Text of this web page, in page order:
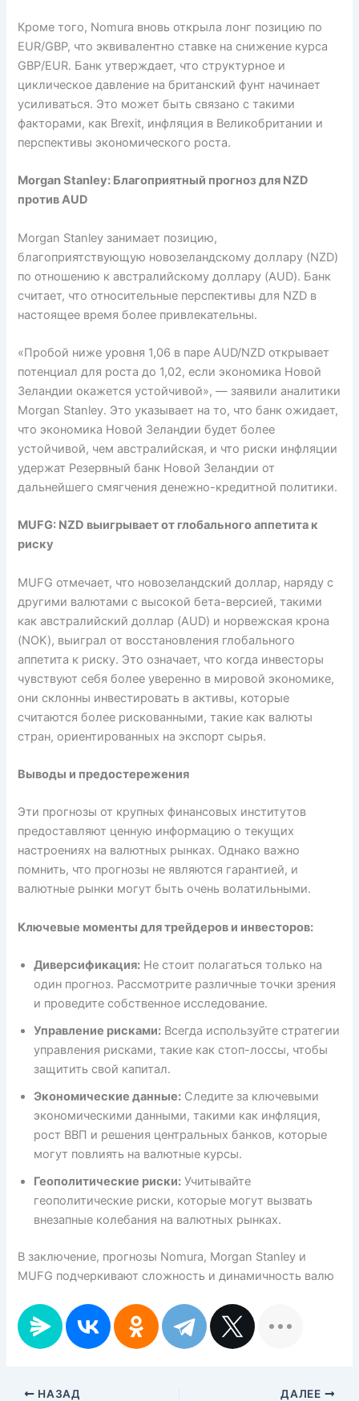
Кроме того, Nomura вновь открыла лонг позицию по
EUR/GBP, что эквивалентно ставке на снижение курса
GBP/EUR. Банк утверждает, что структурное и
циклическое давление на британский фунт начинает
усиливаться. Это может быть связано с такими
факторами, как Brexit, инфляция в Великобритании и
перспективы экономического роста.
Morgan Stanley: Благоприятный прогноз для NZD
против AUD
Morgan Stanley занимает позицию,
благоприятствующую новозеландскому доллару (NZD)
по отношению к австралийскому доллару (AUD). Банк
считает, что относительные перспективы для NZD в
настоящее время более привлекательны.
«Пробой ниже уровня 1,06 в паре AUD/NZD открывает
потенциал для роста до 1,02, если экономика Новой
Зеландии окажется устойчивой», — заявили аналитики
Morgan Stanley. Это указывает на то, что банк ожидает,
что экономика Новой Зеландии будет более
устойчивой, чем австралийская, и что риски инфляции
удержат Резервный банк Новой Зеландии от
дальнейшего смягчения денежно-кредитной политики.
MUFG: NZD выигрывает от глобального аппетита к
риску
MUFG отмечает, что новозеландский доллар, наряду с
другими валютами с высокой бета-версией, такими
как австралийский доллар (AUD) и норвежская крона
(NOK), выиграл от восстановления глобального
аппетита к риску. Это означает, что когда инвесторы
чувствуют себя более уверенно в мировой экономике,
они склонны инвестировать в активы, которые
считаются более рискованными, такие как валюты
стран, ориентированных на экспорт сырья.
Выводы и предостережения
Эти прогнозы от крупных финансовых институтов
предоставляют ценную информацию о текущих
настроениях на валютных рынках. Однако важно
помнить, что прогнозы не являются гарантией, и
валютные рынки могут быть очень волатильными.
Ключевые моменты для трейдеров и инвесторов:
Диверсификация: Не стоит полагаться только на
один прогноз. Рассмотрите различные точки зрения
и проведите собственное исследование.
Управление рисками: Всегда используйте стратегии
управления рисками, такие как стоп-лоссы, чтобы
защитить свой капитал.
Экономические данные: Следите за ключевыми
экономическими данными, такими как инфляция,
рост ВВП и решения центральных банков, которые
могут повлиять на валютные курсы.
Геополитические риски: Учитывайте
геополитические риски, которые могут вызвать
внезапные колебания на валютных рынках.
В заключение, прогнозы Nomura, Morgan Stanley и
MUFG подчеркивают сложность и динамичность валю
НАЗАД ДАЛЕЕ